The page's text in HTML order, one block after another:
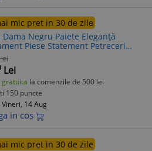
mic pret in 30 de zile
Dama Negru Paiete Eleganță
Piese Statement Petreceri
Glam Croială Modernă Versatil
Lei
gratuita la comenzile de 500 lei
150 puncte
Vineri, 14 Aug
in cos
mic pret in 30 de zile